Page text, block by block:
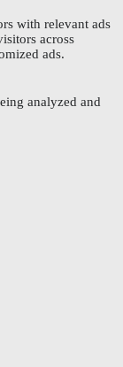
with relevant ads
across
ads.
analyzed and